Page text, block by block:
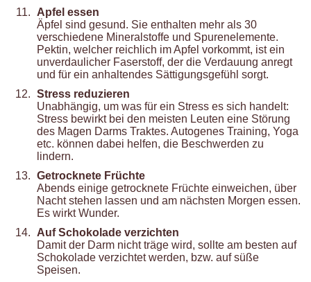
Apfel essen
Äpfel sind gesund. Sie enthalten mehr als 30
verschiedene Mineralstoffe und Spurenelemente.
Pektin, welcher reichlich im Apfel vorkommt, ist ein
unverdaulicher Faserstoff, der die Verdauung anregt
und für ein anhaltendes Sättigungsgefühl sorgt.
Stress reduzieren
Unabhängig, um was für ein Stress es sich handelt:
Stress bewirkt bei den meisten Leuten eine Störung
des Magen Darms Traktes. Autogenes Training, Yoga
etc. können dabei helfen, die Beschwerden zu
lindern.
Getrocknete Früchte
Abends einige getrocknete Früchte einweichen, über
Nacht stehen lassen und am nächsten Morgen essen.
Es wirkt Wunder.
Auf Schokolade verzichten
Damit der Darm nicht träge wird, sollte am besten auf
Schokolade verzichtet werden, bzw. auf süße
Speisen.